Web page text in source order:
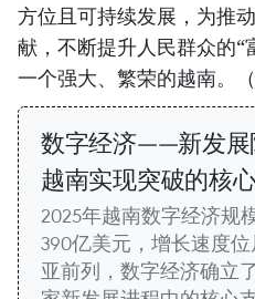
方位且可持续发展，为推
献，不断提升人民群众的“
一个强大、繁荣的越南。（
数字经济——新发展
越南实现突破的核
2025年越南数字经济规
390亿美元，增长速度
亚前列，数字经济确立